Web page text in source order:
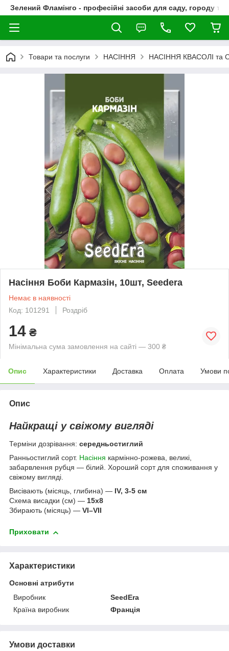
Зелений Фламінго - професійні засоби для саду, городу та
Товари та послуги НАСІННЯ НАСІННЯ КВАСОЛІ та
Насіння Боби Кармазін, 10шт, Seedera
Немає в наявності
Код: 101291
Роздріб
14 ₴
Мінімальна сума замовлення на сайті — 300 ₴
Опис Характеристики Доставка Оплата Умови
Опис
Найкращі у свіжому вигляді
Терміни дозрівання: середньостиглий
Ранньостиглий сорт. Насіння кармінно-рожева, великі,
забарвлення рубця — білий. Хороший сорт для споживання у
свіжому вигляді.
Висівають (місяць, глибина) — IV, 3-5 см
Схема висадки (см) — 15х8
Збирають (місяць) — VI–VII
Приховати
Характеристики
Основні атрибути
Виробник
SeedEra
Країна виробник
Франція
Умови доставки